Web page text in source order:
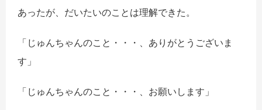
あったが、だいたいのことは理解できた。
「じゅんちゃんのこと・・・、ありがとうございま
す」
「じゅんちゃんのこと・・・、お願いします」